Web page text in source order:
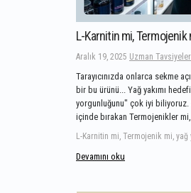
L-Karnitin mi, Termojenik
Aralık 19, 2025 Uzman
Tarayıcınızda onlarca sekme
bir bu ürünü... Yağ yakımı
yorgunluğunu" çok iyi biliyoruz.
içinde bırakan Termojenikler
Devamını oku